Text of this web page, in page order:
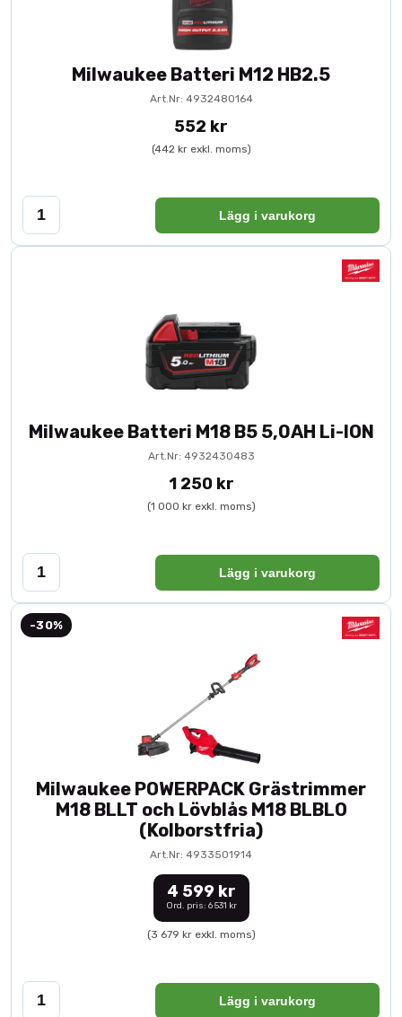
Milwaukee Batteri M12 HB2.5
Art.Nr: 4932480164
552 kr
(442 kr exkl. moms)
Lägg i varukorg
Milwaukee Batteri M18 B5 5,0AH Li-ION
Art.Nr: 4932430483
1 250 kr
(1 000 kr exkl. moms)
Lägg i varukorg
-30%
Milwaukee POWERPACK Grästrimmer
M18 BLLT och Lövblås M18 BLBLO
(Kolborstfria)
Art.Nr: 4933501914
4 599 kr
Ord. pris: 6 531 kr
(3 679 kr exkl. moms)
Lägg i varukorg